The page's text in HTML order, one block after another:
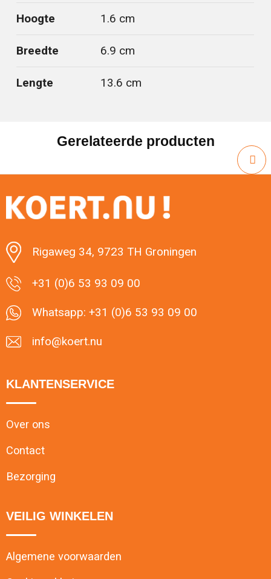
Hoogte 1.6 cm
Breedte 6.9 cm
Lengte 13.6 cm
Gerelateerde producten
Rigaweg 34, 9723 TH Groningen
+31 (0)6 53 93 09 00
Whatsapp: +31 (0)6 53 93 09 00
info@koert.nu
KLANTENSERVICE
Over ons
Contact
Bezorging
VEILIG WINKELEN
Algemene voorwaarden